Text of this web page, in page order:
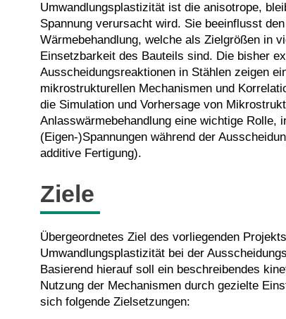
Umwandlungsplastizität ist die anisotrope,
Spannung verursacht wird. Sie beeinflusst
Wärmebehandlung, welche als Zielgrößen in
Einsetzbarkeit des Bauteils sind. Die bisher
Ausscheidungsreaktionen in Stählen zeigen
mikrostrukturellen Mechanismen und
die Simulation und Vorhersage von
Anlasswärmebehandlung eine wichtige Rolle,
(Eigen-)Spannungen während der
additive Fertigung).
Ziele
Übergeordnetes Ziel des vorliegenden
Umwandlungsplastizität bei der
Basierend hierauf soll ein beschreibendes
Nutzung der Mechanismen durch gezielte
sich folgende Zielsetzungen: